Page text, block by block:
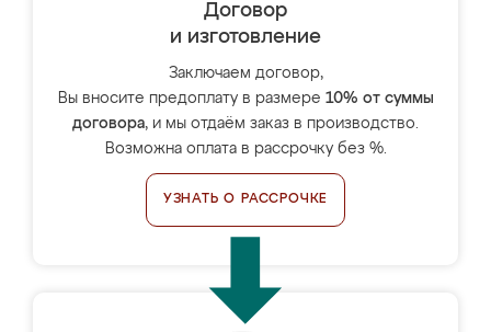
Договор
и изготовление
Заключаем договор,
Вы вносите предоплату в размере 10% от суммы
договора, и мы отдаём заказ в производство.
Возможна оплата в рассрочку без %.
УЗНАТЬ О РАССРОЧКЕ